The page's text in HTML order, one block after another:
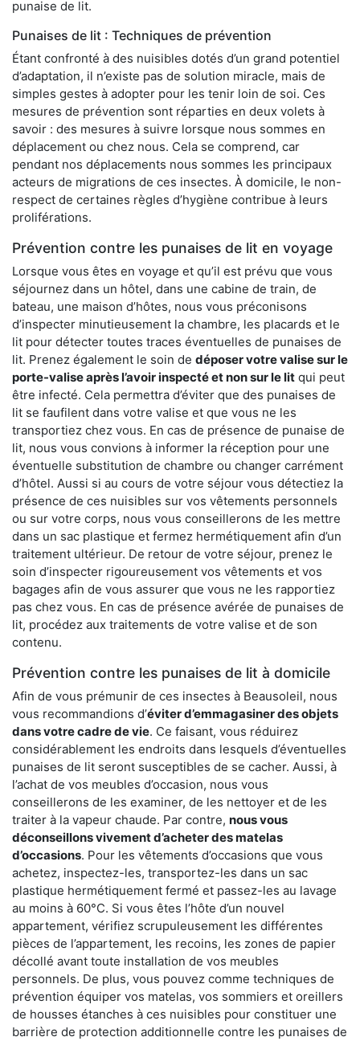
punaise de lit.
Punaises de lit : Techniques de prévention
Étant confronté à des nuisibles dotés d’un grand potentiel
d’adaptation, il n’existe pas de solution miracle, mais de
simples gestes à adopter pour les tenir loin de soi. Ces
mesures de prévention sont réparties en deux volets à
savoir : des mesures à suivre lorsque nous sommes en
déplacement ou chez nous. Cela se comprend, car
pendant nos déplacements nous sommes les principaux
acteurs de migrations de ces insectes. À domicile, le non-
respect de certaines règles d’hygiène contribue à leurs
proliférations.
Prévention contre les punaises de lit en voyage
Lorsque vous êtes en voyage et qu’il est prévu que vous
séjournez dans un hôtel, dans une cabine de train, de
bateau, une maison d’hôtes, nous vous préconisons
d’inspecter minutieusement la chambre, les placards et le
lit pour détecter toutes traces éventuelles de punaises de
lit. Prenez également le soin de déposer votre valise sur le
porte-valise après l’avoir inspecté et non sur le lit qui peut
être infecté. Cela permettra d’éviter que des punaises de
lit se faufilent dans votre valise et que vous ne les
transportiez chez vous. En cas de présence de punaise de
lit, nous vous convions à informer la réception pour une
éventuelle substitution de chambre ou changer carrément
d’hôtel. Aussi si au cours de votre séjour vous détectiez la
présence de ces nuisibles sur vos vêtements personnels
ou sur votre corps, nous vous conseillerons de les mettre
dans un sac plastique et fermez hermétiquement afin d’un
traitement ultérieur. De retour de votre séjour, prenez le
soin d’inspecter rigoureusement vos vêtements et vos
bagages afin de vous assurer que vous ne les rapportiez
pas chez vous. En cas de présence avérée de punaises de
lit, procédez aux traitements de votre valise et de son
contenu.
Prévention contre les punaises de lit à domicile
Afin de vous prémunir de ces insectes à Beausoleil, nous
vous recommandions d’éviter d’emmagasiner des objets
dans votre cadre de vie. Ce faisant, vous réduirez
considérablement les endroits dans lesquels d’éventuelles
punaises de lit seront susceptibles de se cacher. Aussi, à
l’achat de vos meubles d’occasion, nous vous
conseillerons de les examiner, de les nettoyer et de les
traiter à la vapeur chaude. Par contre, nous vous
déconseillons vivement d’acheter des matelas
d’occasions. Pour les vêtements d’occasions que vous
achetez, inspectez-les, transportez-les dans un sac
plastique hermétiquement fermé et passez-les au lavage
au moins à 60°C. Si vous êtes l’hôte d’un nouvel
appartement, vérifiez scrupuleusement les différentes
pièces de l’appartement, les recoins, les zones de papier
décollé avant toute installation de vos meubles
personnels. De plus, vous pouvez comme techniques de
prévention équiper vos matelas, vos sommiers et oreillers
de housses étanches à ces nuisibles pour constituer une
barrière de protection additionnelle contre les punaises de